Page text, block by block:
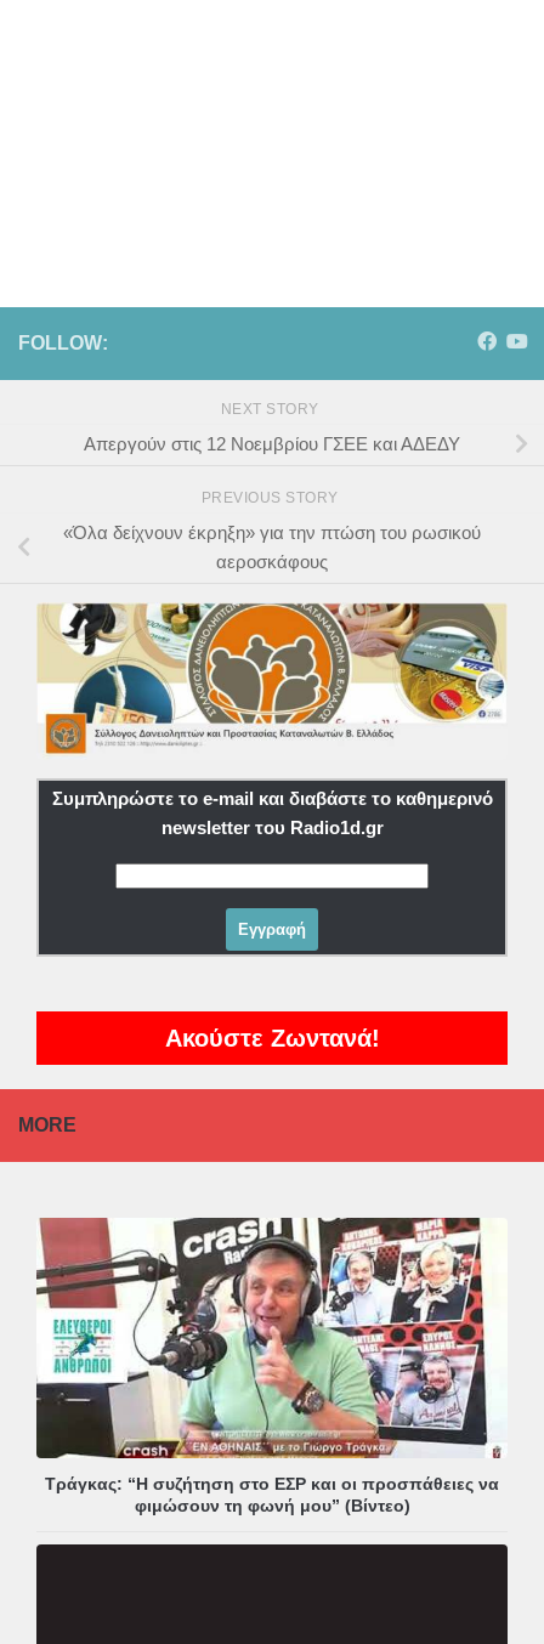
FOLLOW:
NEXT STORY
Απεργούν στις 12 Νοεμβρίου ΓΣΕΕ και ΑΔΕΔΥ
PREVIOUS STORY
«Όλα δείχνουν έκρηξη» για την πτώση του ρωσικού
αεροσκάφους
Συμπληρώστε το e-mail και διαβάστε το καθημερινό
newsletter του Radio1d.gr
Ακούστε Ζωντανά!
MORE
Τράγκας: “Η συζήτηση στο ΕΣΡ και οι προσπάθειες να
φιμώσουν τη φωνή μου” (Βίντεο)